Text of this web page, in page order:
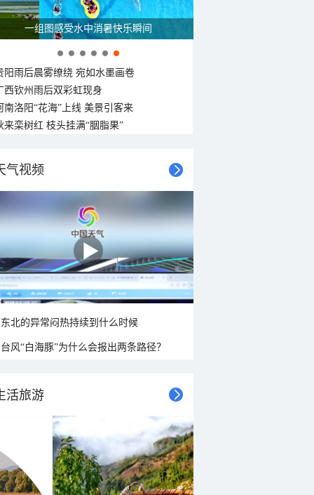
一组图感受水中消暑快乐瞬间
阳雨后晨雾缭绕 宛如水墨画卷
西钦州雨后双彩虹现身
南洛阳“花海”上线 美景引客来
来栾树红 枝头挂满“胭脂果”
气视频
东北的异常闷热持续到什么时候
台风“白海豚”为什么会报出两条路径？
活旅游